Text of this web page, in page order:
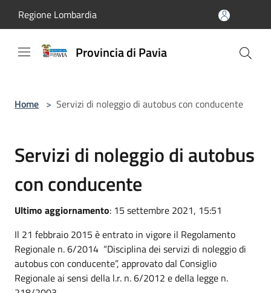
Regione Lombardia
Provincia di Pavia
Home > Servizi di noleggio di autobus con conducente
Servizi di noleggio di autobus
con conducente
Ultimo aggiornamento: 15 settembre 2021, 15:51
Il 21 febbraio 2015 è entrato in vigore il Regolamento
Regionale n. 6/2014 “Disciplina dei servizi di noleggio di
autobus con conducente”, approvato dal Consiglio
Regionale ai sensi della l.r. n. 6/2012 e della legge n.